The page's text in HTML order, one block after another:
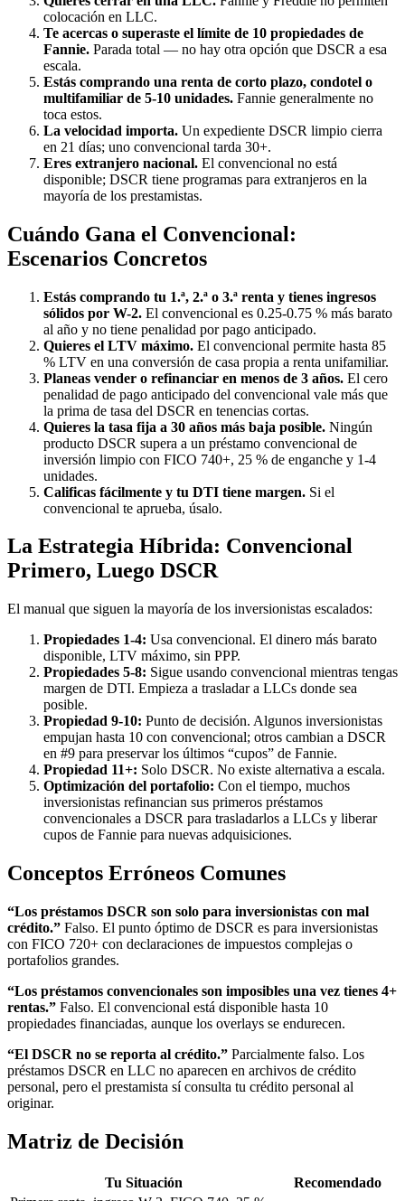
colocación en LLC.
Te acercas o superaste el límite de 10 propiedades de
Fannie. Parada total — no hay otra opción que DSCR a esa
escala.
Estás comprando una renta de corto plazo, condotel o
multifamiliar de 5-10 unidades. Fannie generalmente no
toca estos.
La velocidad importa. Un expediente DSCR limpio cierra
en 21 días; uno convencional tarda 30+.
Eres extranjero nacional. El convencional no está
disponible; DSCR tiene programas para extranjeros en la
mayoría de los prestamistas.
Cuándo Gana el Convencional:
Escenarios Concretos
Estás comprando tu 1.ª, 2.ª o 3.ª renta y tienes ingresos
sólidos por W-2. El convencional es 0.25-0.75 % más barato
al año y no tiene penalidad por pago anticipado.
Quieres el LTV máximo. El convencional permite hasta 85
% LTV en una conversión de casa propia a renta unifamiliar.
Planeas vender o refinanciar en menos de 3 años. El cero
penalidad de pago anticipado del convencional vale más que
la prima de tasa del DSCR en tenencias cortas.
Quieres la tasa fija a 30 años más baja posible. Ningún
producto DSCR supera a un préstamo convencional de
inversión limpio con FICO 740+, 25 % de enganche y 1-4
unidades.
Calificas fácilmente y tu DTI tiene margen. Si el
convencional te aprueba, úsalo.
La Estrategia Híbrida: Convencional
Primero, Luego DSCR
El manual que siguen la mayoría de los inversionistas escalados:
Propiedades 1-4: Usa convencional. El dinero más barato
disponible, LTV máximo, sin PPP.
Propiedades 5-8: Sigue usando convencional mientras tengas
margen de DTI. Empieza a trasladar a LLCs donde sea
posible.
Propiedad 9-10: Punto de decisión. Algunos inversionistas
empujan hasta 10 con convencional; otros cambian a DSCR
en #9 para preservar los últimos “cupos” de Fannie.
Propiedad 11+: Solo DSCR. No existe alternativa a escala.
Optimización del portafolio: Con el tiempo, muchos
inversionistas refinancian sus primeros préstamos
convencionales a DSCR para trasladarlos a LLCs y liberar
cupos de Fannie para nuevas adquisiciones.
Conceptos Erróneos Comunes
“Los préstamos DSCR son solo para inversionistas con mal
crédito.” Falso. El punto óptimo de DSCR es para inversionistas
con FICO 720+ con declaraciones de impuestos complejas o
portafolios grandes.
“Los préstamos convencionales son imposibles una vez tienes 4+
rentas.” Falso. El convencional está disponible hasta 10
propiedades financiadas, aunque los overlays se endurecen.
“El DSCR no se reporta al crédito.” Parcialmente falso. Los
préstamos DSCR en LLC no aparecen en archivos de crédito
personal, pero el prestamista sí consulta tu crédito personal al
originar.
Matriz de Decisión
Tu Situación
Recomendado